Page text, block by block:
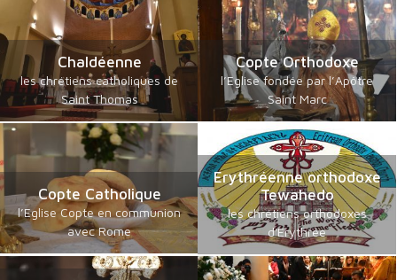
Chaldéenne
les chrétiens catholiques de
Saint Thomas
Copte Orthodoxe
l’Eglise fondée par l’Apôtre
Saint Marc
Copte Catholique
l’Eglise Copte en communion
avec Rome
Erythréenne orthodoxe
Tewahedo
les chrétiens orthodoxes
d'Erythrée